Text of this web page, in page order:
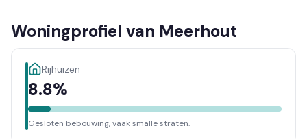
Woningprofiel van Meerhout
Rijhuizen
8.8%
Gesloten bebouwing, vaak smalle straten.